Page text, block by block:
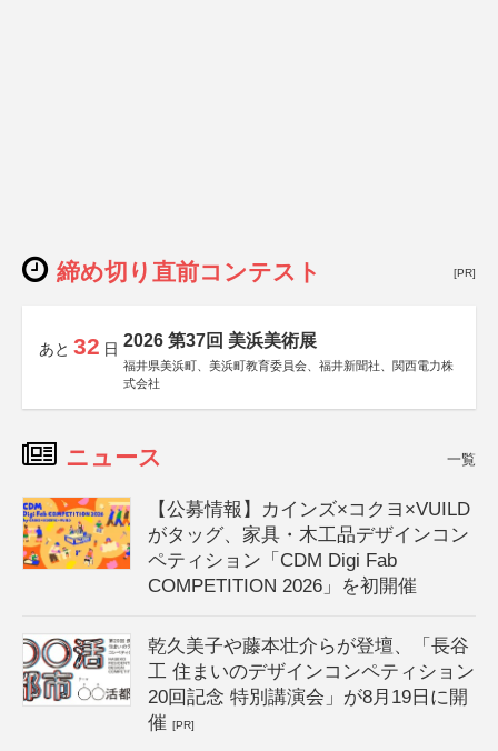
締め切り直前コンテスト [PR]
あと 32 日 2026 第37回 美浜美術展
福井県美浜町、美浜町教育委員会、福井新聞社、関西電力株
式会社
ニュース 一覧
【公募情報】カインズ×コクヨ×VUILD
がタッグ、家具・木工品デザインコン
ペティション「CDM Digi Fab
COMPETITION 2026」を初開催
乾久美子や藤本壮介らが登壇、「長谷
工 住まいのデザインコンペティション
20回記念 特別講演会」が8月19日に開
催[PR]